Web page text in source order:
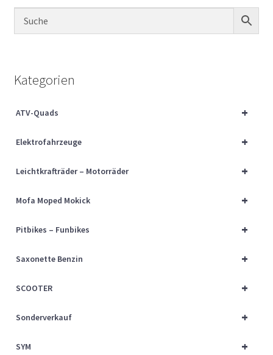
Sachs Ersatzteile
Über uns
Kategorien
+
ATV-Quads
+
Elektrofahrzeuge
+
Leichtkrafträder – Motorräder
+
Mofa Moped Mokick
+
Pitbikes – Funbikes
+
Saxonette Benzin
+
SCOOTER
+
Sonderverkauf
+
SYM